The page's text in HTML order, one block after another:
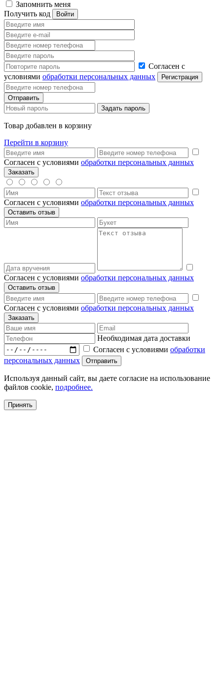
Запомнить меня
Получить код
Согласен с
условиями обработки персональных данных
Товар добавлен в корзину
Перейти в корзину
Согласен с условиями обработки персональных данных
Согласен с условиями обработки персональных данных
Согласен с условиями обработки персональных данных
Согласен с условиями обработки персональных данных
Необходимая дата доставки
Согласен с условиями обработки
персональных данных
Используя данный сайт, вы даете согласие на использование
файлов cookie, подробнее.
Принять